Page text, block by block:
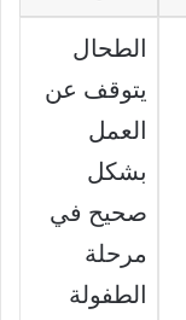
الطحال
يتوقف عن
العمل
بشكل
صحيح في
مرحلة
الطفولة